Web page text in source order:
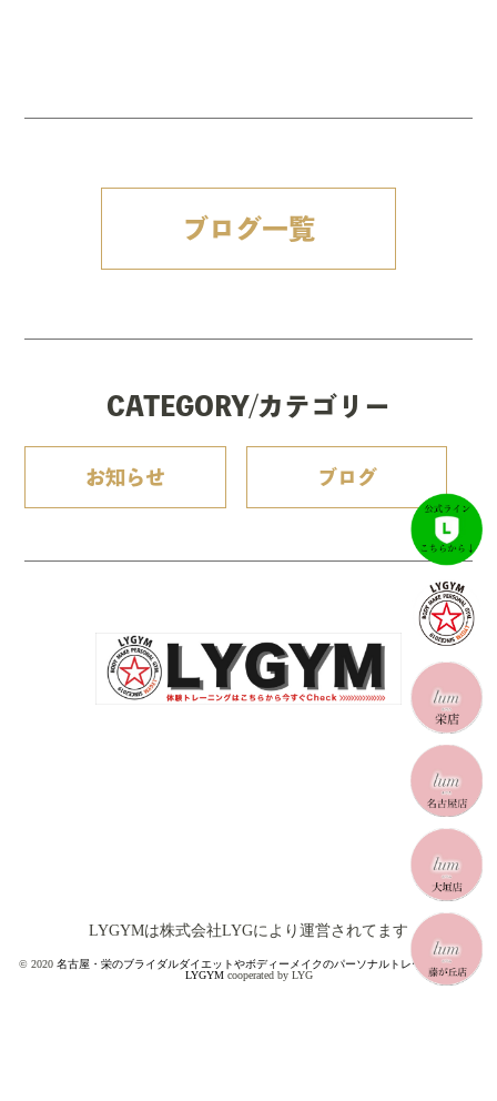
ブログ一覧
CATEGORY/カテゴリー
お知らせ ブログ
LYGYMは株式会社LYGにより運営されてます
© 2020 名古屋・栄のブライダルダイエットやボディーメイクのパーソナルトレーニングジム
LYGYMcooperated by LYG